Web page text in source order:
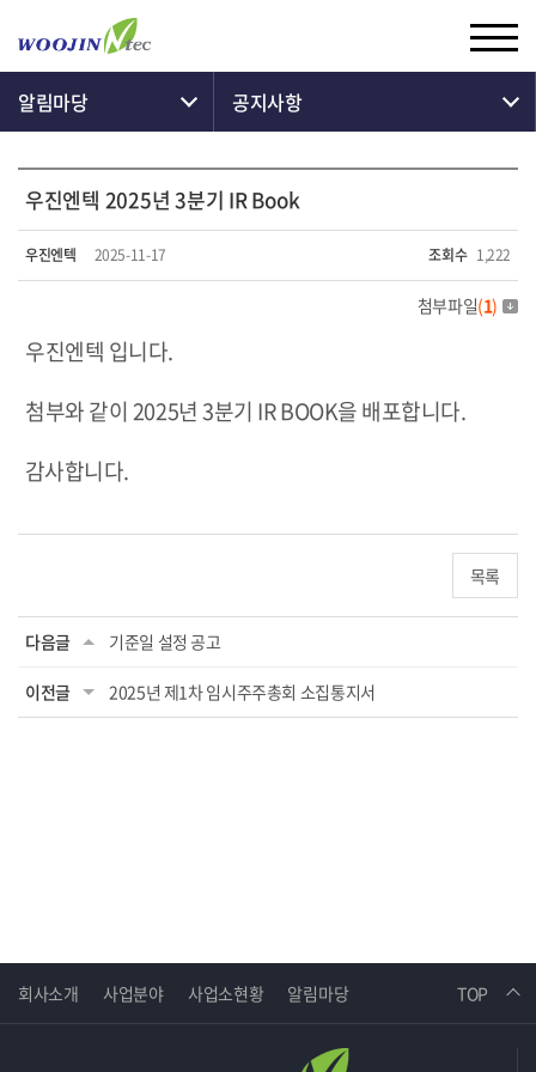
알림마당 공지사항
우진엔텍 2025년 3분기 IR Book
우진엔텍 2025-11-17 조회수 1,222
첨부파일(1)
우진엔텍 입니다.
첨부와 같이 2025년 3분기 IR BOOK을 배포합니다.
감사합니다.
목록
다음글 기준일 설정 공고
이전글 2025년 제1차 임시주주총회 소집통지서
회사소개 사업분야 사업소현황 알림마당 TOP